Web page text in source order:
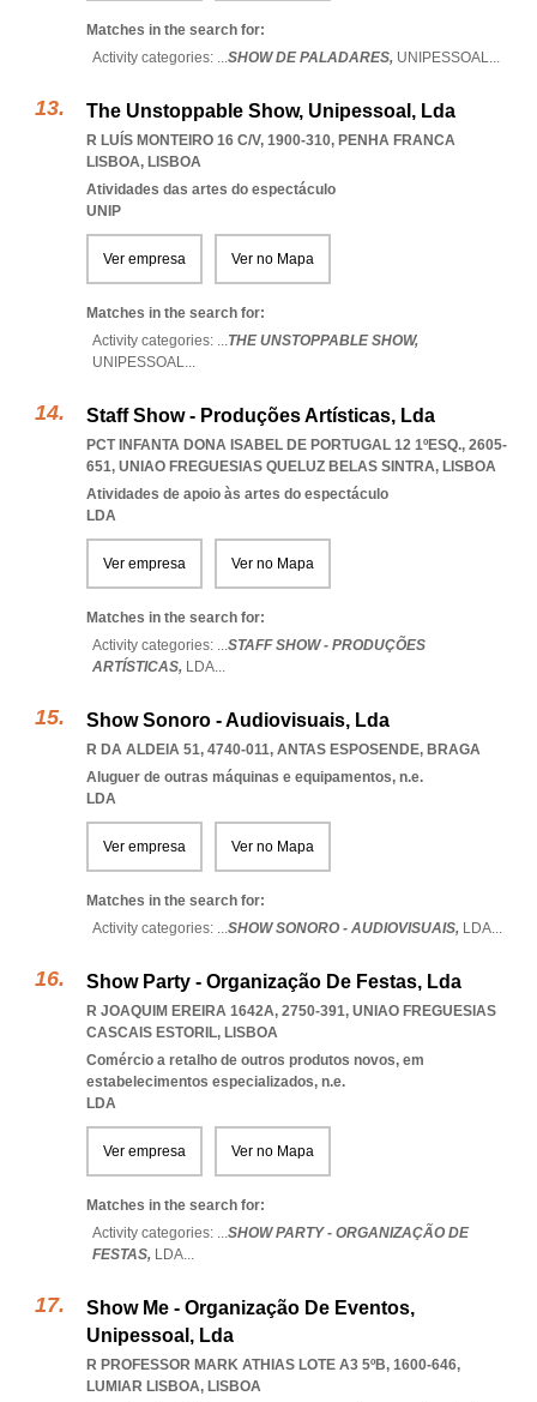
Matches in the search for:
Activity categories: ...SHOW DE PALADARES, UNIPESSOAL...
The Unstoppable Show, Unipessoal, Lda
R LUÍS MONTEIRO 16 C/V, 1900-310, PENHA FRANCA
LISBOA, LISBOA
Atividades das artes do espectáculo
UNIP
Ver empresa Ver no Mapa
Matches in the search for:
Activity categories: ...THE UNSTOPPABLE SHOW,
UNIPESSOAL...
Staff Show - Produções Artísticas, Lda
PCT INFANTA DONA ISABEL DE PORTUGAL 12 1ºESQ., 2605-
651, UNIAO FREGUESIAS QUELUZ BELAS SINTRA, LISBOA
Atividades de apoio às artes do espectáculo
LDA
Ver empresa Ver no Mapa
Matches in the search for:
Activity categories: ...STAFF SHOW - PRODUÇÕES
ARTÍSTICAS, LDA...
Show Sonoro - Audiovisuais, Lda
R DA ALDEIA 51, 4740-011, ANTAS ESPOSENDE, BRAGA
Aluguer de outras máquinas e equipamentos, n.e.
LDA
Ver empresa Ver no Mapa
Matches in the search for:
Activity categories: ...SHOW SONORO - AUDIOVISUAIS, LDA...
Show Party - Organização De Festas, Lda
R JOAQUIM EREIRA 1642A, 2750-391, UNIAO FREGUESIAS
CASCAIS ESTORIL, LISBOA
Comércio a retalho de outros produtos novos, em
estabelecimentos especializados, n.e.
LDA
Ver empresa Ver no Mapa
Matches in the search for:
Activity categories: ...SHOW PARTY - ORGANIZAÇÃO DE
FESTAS, LDA...
Show Me - Organização De Eventos,
Unipessoal, Lda
R PROFESSOR MARK ATHIAS LOTE A3 5ºB, 1600-646,
LUMIAR LISBOA, LISBOA